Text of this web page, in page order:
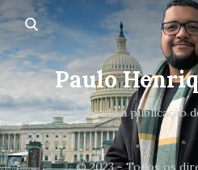
Paulo
Site dedicado a publicação
© 2023 - Todos os